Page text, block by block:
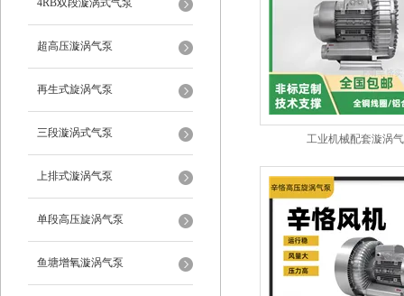
4RB双段漩涡式气泵
超高压漩涡气泵
再生式旋涡气泵
三段漩涡式气泵
上排式漩涡气泵
单段高压旋涡气泵
鱼塘增氧漩涡气泵
工业机械配套漩涡